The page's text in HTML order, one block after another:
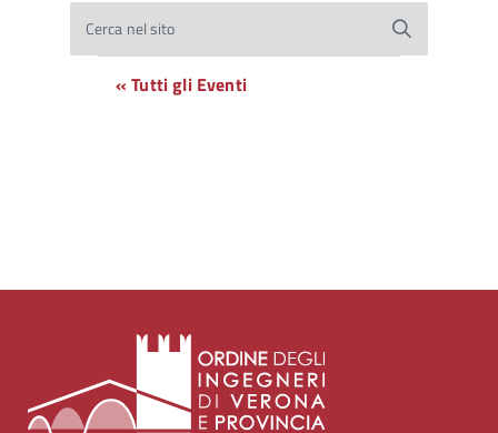
Cerca nel sito
« Tutti gli Eventi